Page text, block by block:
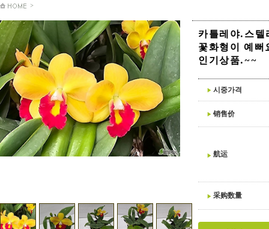
>
카틀레야.스
꽃화형이 예
인기상품.~~
시중가격
销售价
航运
采购数量